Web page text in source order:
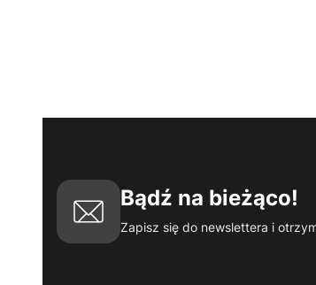
Bądź na bieżąco!
Zapisz się do newslettera i